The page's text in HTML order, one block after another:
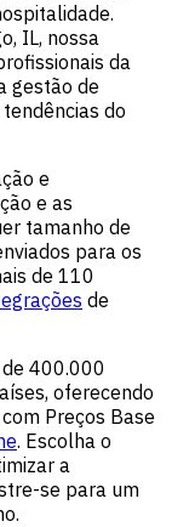
IL, nossa
da
gestão de
do
e
e as
tamanho de
para os
de 110
de
400.000
oferecendo
Preços Base
. Escolha o
a
se para um